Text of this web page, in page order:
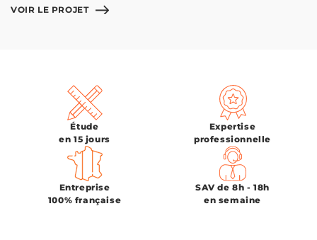
VOIR LE PROJET
Étude
en 15 jours
Expertise
professionnelle
Entreprise
100% française
SAV de 8h - 18h
en semaine